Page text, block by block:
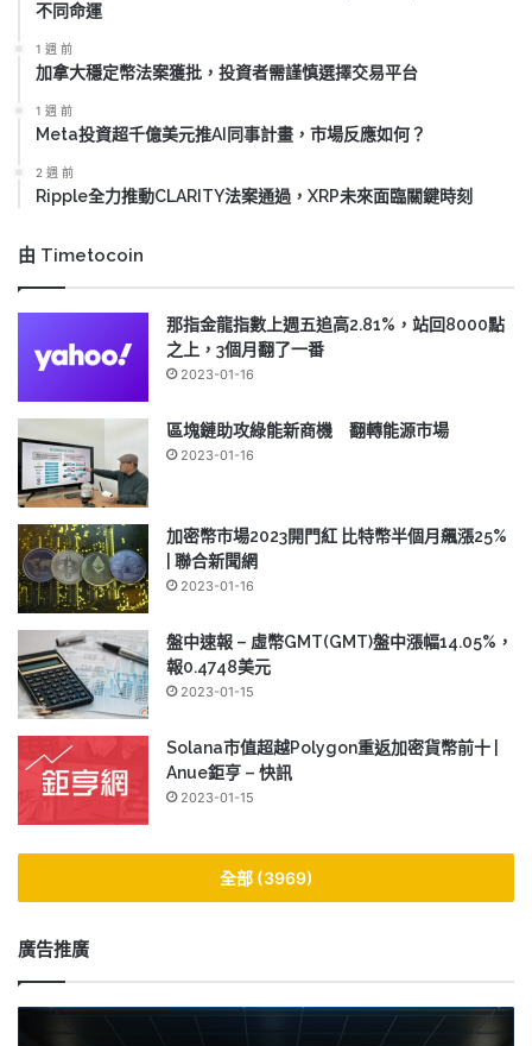
不同命運
1 週 前
加拿大穩定幣法案獲批，投資者需謹慎選擇交易平台
1 週 前
Meta投資超千億美元推AI同事計畫，市場反應如何？
2 週 前
Ripple全力推動CLARITY法案通過，XRP未來面臨關鍵時刻
由 Timetocoin
那指金龍指數上週五追高2.81%，站回8000點
之上，3個月翻了一番
2023-01-16
區塊鏈助攻綠能新商機 翻轉能源市場
2023-01-16
加密幣市場2023開門紅 比特幣半個月飆漲25%
| 聯合新聞網
2023-01-16
盤中速報 – 虛幣GMT(GMT)盤中漲幅14.05%，
報0.4748美元
2023-01-15
Solana市值超越Polygon重返加密貨幣前十 |
Anue鉅亨 – 快訊
2023-01-15
全部 (3969)
廣告推廣